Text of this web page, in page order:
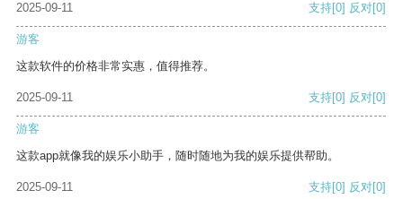
2025-09-11 支持[0] 反对[0]
游客
这款软件的价格非常实惠，值得推荐。
2025-09-11 支持[0] 反对[0]
游客
这款app就像我的娱乐小助手，随时随地为我的娱乐提供帮助。
2025-09-11 支持[0] 反对[0]